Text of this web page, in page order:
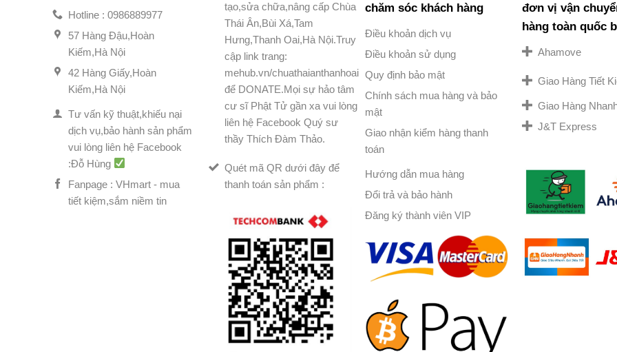
Hotline : 0986889977
57 Hàng Đậu,Hoàn
Kiếm,Hà Nội
42 Hàng Giấy,Hoàn
Kiếm,Hà Nội
Tư vấn kỹ thuật,khiếu nại
dịch vụ,bảo hành sản phẩm
vui lòng liên hệ Facebook
:Đỗ Hùng
Fanpage : VHmart - mua
tiết kiệm,sắm niềm tin
tạo,sửa chữa,nâng cấp Chùa
Thái Ân,Bùi Xá,Tam
Hưng,Thanh Oai,Hà Nội.Truy
cập link trang:
mehub.vn/chuathaianthanhoai
để DONATE.Mọi sự hảo tâm
cư sĩ Phật Tử gần xa vui lòng
liên hệ Facebook Quý sư
thầy Thích Đàm Thảo.
Quét mã QR dưới đây để
thanh toán sản phẩm :
chăm sóc khách hàng
Điều khoản dịch vụ
Điều khoản sử dụng
Quy định bảo mật
Chính sách mua hàng và bảo
mật
Giao nhận kiểm hàng thanh
toán
Hướng dẫn mua hàng
Đổi trả và bảo hành
Đăng ký thành viên VIP
đơn vị vận
hàng toàn quốc
Ahamove
Giao Hàng Tiết
Giao Hàng
J&T Express